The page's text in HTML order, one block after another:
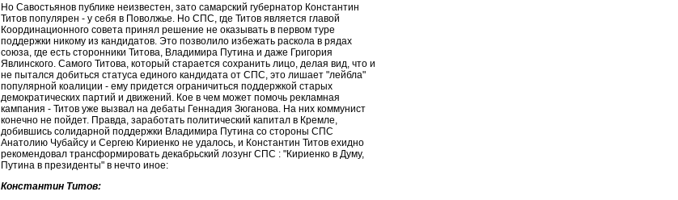
Но Савостьянов публике неизвестен, зато самарский губернатор Константин
Титов популярен - у себя в Поволжье. Но СПС, где Титов является главой
Координационного совета принял решение не оказывать в первом туре
поддержки никому из кандидатов. Это позволило избежать раскола в рядах
союза, где есть сторонники Титова, Владимира Путина и даже Григория
Явлинского. Самого Титова, который старается сохранить лицо, делая вид, что и
не пытался добиться статуса единого кандидата от СПС, это лишает "лейбла"
популярной коалиции - ему придется ограничиться поддержкой старых
демократических партий и движений. Кое в чем может помочь рекламная
кампания - Титов уже вызвал на дебаты Геннадия Зюганова. На них коммунист
конечно не пойдет. Правда, заработать политический капитал в Кремле,
добившись солидарной поддержки Владимира Путина со стороны СПС
Анатолию Чубайсу и Сергею Кириенко не удалось, и Константин Титов ехидно
рекомендовал трансформировать декабрьский лозунг СПС : "Кириенко в Думу,
Путина в президенты" в нечто иное:
Константин Титов: